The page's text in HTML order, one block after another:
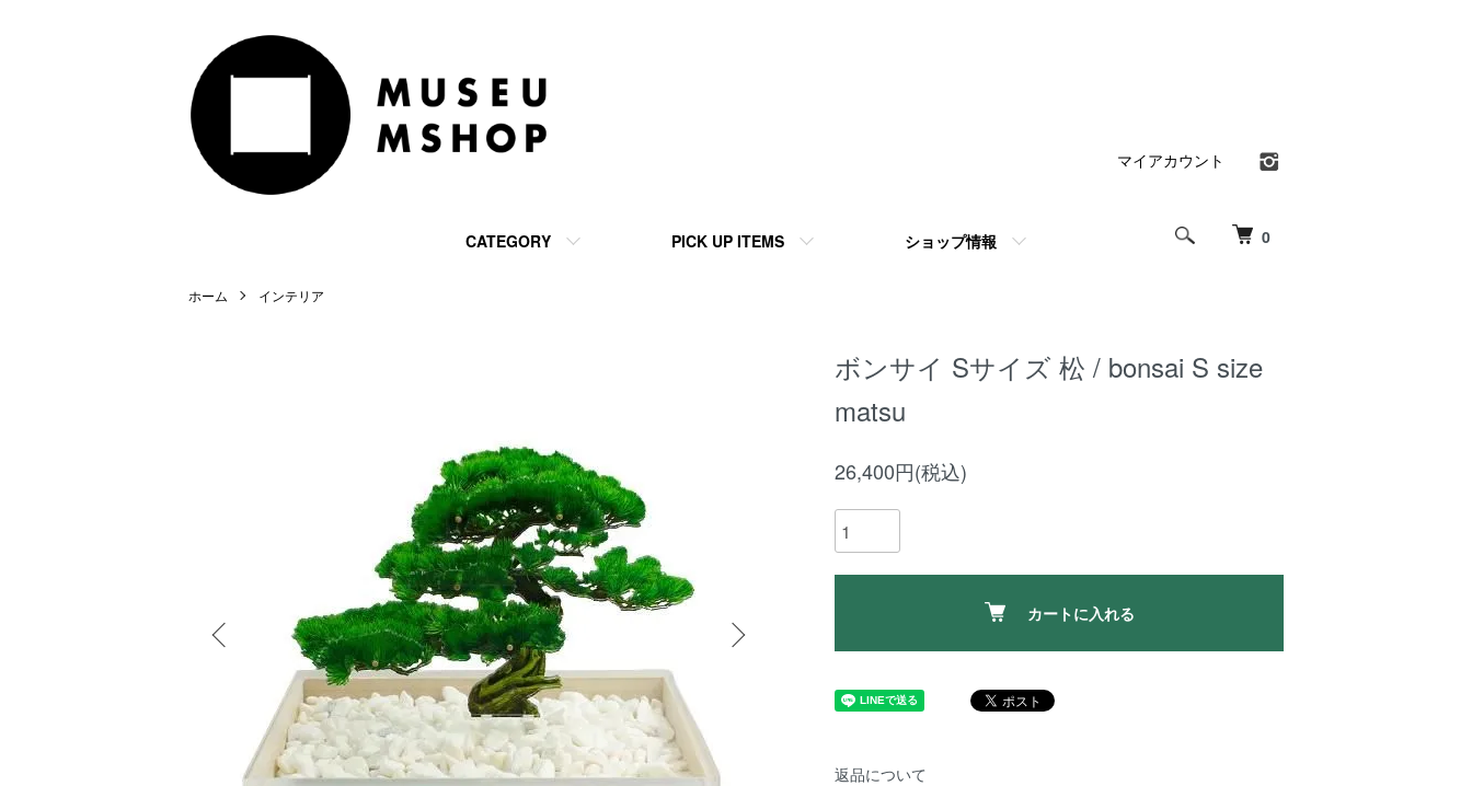
0
CATEGORY PICK UP ITEMS ショップ情報
マイアカウント
ホーム インテリア
ボンサイ Sサイズ 松 / bonsai S size
matsu
26,400円(税込)
カートに入れる
返品について